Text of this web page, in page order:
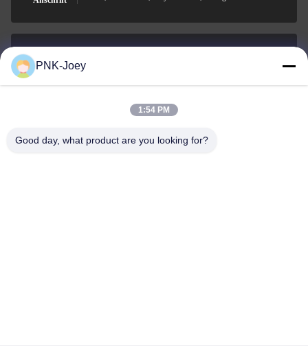
E-Mail-Adresse
008613580404923
PNK-Joey
1:54 PM
Good day, what product are you looking for?